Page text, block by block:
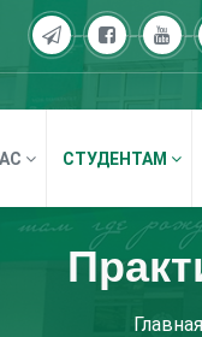
СТУДЕНТАМ
Главная